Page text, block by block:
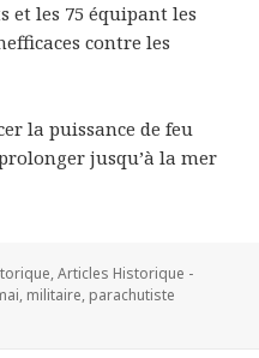
et les 75 équipant les
contre les
la puissance de feu
jusqu’à la mer
,Articles Historique -
, militaire, parachutiste